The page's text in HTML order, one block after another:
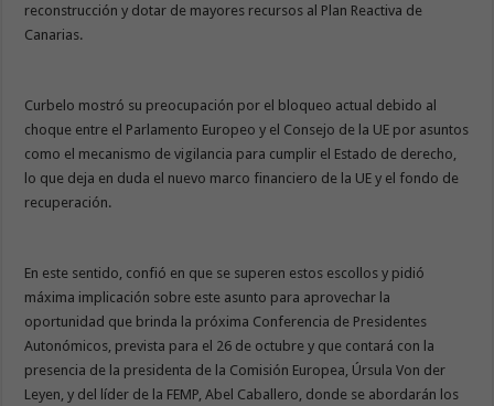
reconstrucción y dotar de mayores recursos al Plan Reactiva de
Canarias.
Curbelo mostró su preocupación por el bloqueo actual debido al
choque entre el Parlamento Europeo y el Consejo de la UE por asuntos
como el mecanismo de vigilancia para cumplir el Estado de derecho,
lo que deja en duda el nuevo marco financiero de la UE y el fondo de
recuperación.
En este sentido, confió en que se superen estos escollos y pidió
máxima implicación sobre este asunto para aprovechar la
oportunidad que brinda la próxima Conferencia de Presidentes
Autonómicos, prevista para el 26 de octubre y que contará con la
presencia de la presidenta de la Comisión Europea, Úrsula Von der
Leyen, y del líder de la FEMP, Abel Caballero, donde se abordarán los